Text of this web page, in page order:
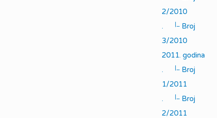
2/2010
.
|_ Broj
3/2010
2011. godina
.
|_ Broj
1/2011
.
|_ Broj
2/2011